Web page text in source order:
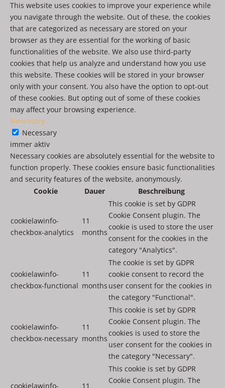
This website uses cookies to improve your experience while
you navigate through the website. Out of these, the cookies
that are categorized as necessary are stored on your
browser as they are essential for the working of basic
functionalities of the website. We also use third-party
cookies that help us analyze and understand how you use
this website. These cookies will be stored in your browser
only with your consent. You also have the option to opt-out
of these cookies. But opting out of some of these cookies
may affect your browsing experience.
Necessary
Necessary
immer aktiv
Necessary cookies are absolutely essential for the website to
function properly. These cookies ensure basic functionalities
and security features of the website, anonymously.
Cookie
Dauer Beschreibung
cookielawinfo-
checkbox-analytics
11
months
This cookie is set by GDPR
Cookie Consent plugin. The
cookie is used to store the user
consent for the cookies in the
category "Analytics".
cookielawinfo-
checkbox-functional
11
months
The cookie is set by GDPR
cookie consent to record the
user consent for the cookies in
the category "Functional".
cookielawinfo-
checkbox-necessary
11
months
This cookie is set by GDPR
Cookie Consent plugin. The
cookies is used to store the
user consent for the cookies in
the category "Necessary".
cookielawinfo-
11
This cookie is set by GDPR
Cookie Consent plugin. The